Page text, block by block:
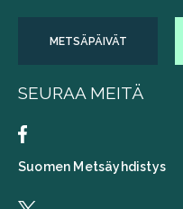
METSÄPÄIVÄT
SEURAA MEITÄ
Suomen Metsäyhdistys